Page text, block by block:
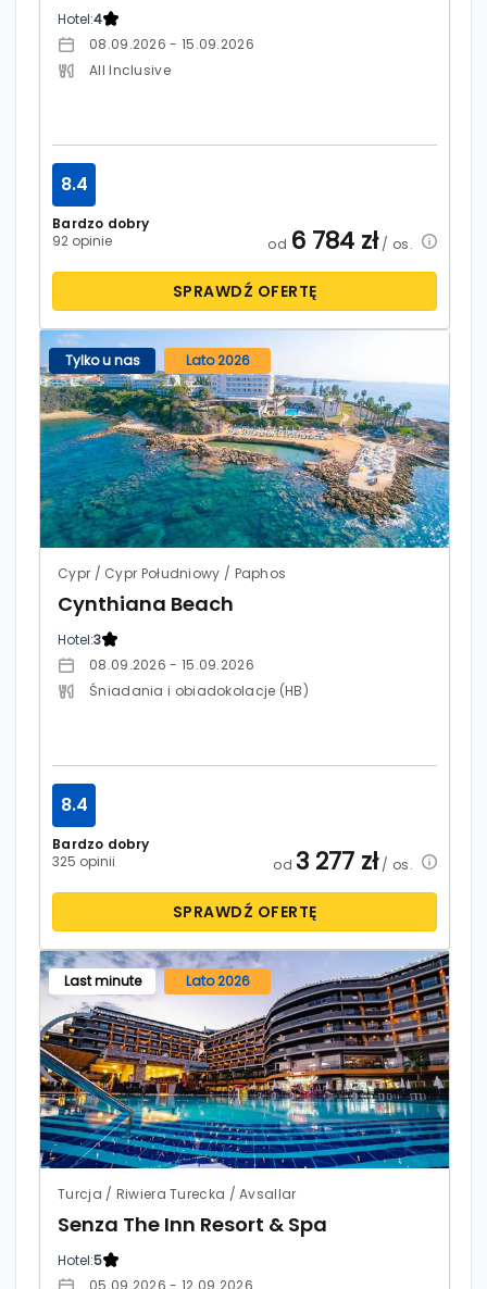
Hotel:4
08.09.2026 - 15.09.2026
All Inclusive
Bardzo dobry
92 opinie
8.4
od 6 784 zł/ os.
SPRAWDŹ OFERTĘ
Tylko u nas Lato 2026
Cypr / Cypr Południowy / Paphos
Cynthiana Beach
Hotel:3
08.09.2026 - 15.09.2026
Śniadania i obiadokolacje (HB)
Bardzo dobry
325 opinii
8.4
od 3 277 zł/ os.
SPRAWDŹ OFERTĘ
Last minute Lato 2026
Turcja / Riwiera Turecka / Avsallar
Senza The Inn Resort & Spa
Hotel:5